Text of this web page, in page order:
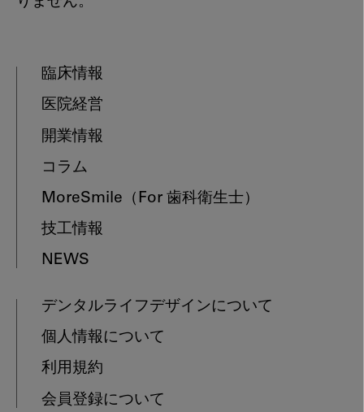
臨床情報
医院経営
開業情報
コラム
MoreSmile （For 歯科衛生士）
技工情報
NEWS
デンタルライフデザインについて
個人情報について
利用規約
会員登録について